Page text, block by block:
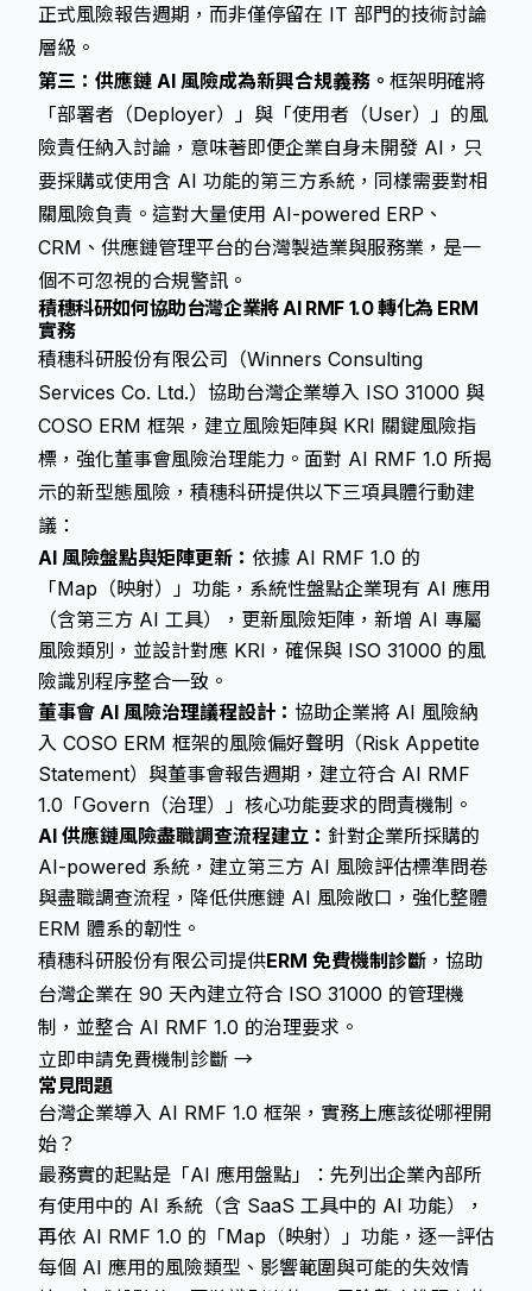
正式風險報告週期，而非僅停留在 IT 部門的技術討論
層級。
第三：供應鏈 AI 風險成為新興合規義務。 框架明確將
「部署者（Deployer）」與「使用者（User）」的風
險責任納入討論，意味著即便企業自身未開發 AI，只
要採購或使用含 AI 功能的第三方系統，同樣需要對相
關風險負責。這對大量使用 AI-powered ERP、
CRM、供應鏈管理平台的台灣製造業與服務業，是一
個不可忽視的合規警訊。
積穗科研如何協助台灣企業將 AI RMF 1.0 轉化為 ERM
實務
積穗科研股份有限公司（Winners Consulting
Services Co. Ltd.）協助台灣企業導入 ISO 31000 與
COSO ERM 框架，建立風險矩陣與 KRI 關鍵風險指
標，強化董事會風險治理能力。面對 AI RMF 1.0 所揭
示的新型態風險，積穗科研提供以下三項具體行動建
議：
AI 風險盤點與矩陣更新： 依據 AI RMF 1.0 的
「Map（映射）」功能，系統性盤點企業現有 AI 應用
（含第三方 AI 工具），更新風險矩陣，新增 AI 專屬
風險類別，並設計對應 KRI，確保與 ISO 31000 的風
險識別程序整合一致。
董事會 AI 風險治理議程設計： 協助企業將 AI 風險納
入 COSO ERM 框架的風險偏好聲明（Risk Appetite
Statement）與董事會報告週期，建立符合 AI RMF
1.0「Govern（治理）」核心功能要求的問責機制。
AI 供應鏈風險盡職調查流程建立： 針對企業所採購的
AI-powered 系統，建立第三方 AI 風險評估標準問卷
與盡職調查流程，降低供應鏈 AI 風險敞口，強化整體
ERM 體系的韌性。
積穗科研股份有限公司提供ERM 免費機制診斷 ，協助
台灣企業在 90 天內建立符合 ISO 31000 的管理機
制，並整合 AI RMF 1.0 的治理要求。
立即申請免費機制診斷 →
常見問題
台灣企業導入 AI RMF 1.0 框架，實務上應該從哪裡開
始？
最務實的起點是「AI 應用盤點」：先列出企業內部所
有使用中的 AI 系統（含 SaaS 工具中的 AI 功能），
再依 AI RMF 1.0 的「Map（映射）」功能，逐一評估
每個 AI 應用的風險類型、影響範圍與可能的失效情